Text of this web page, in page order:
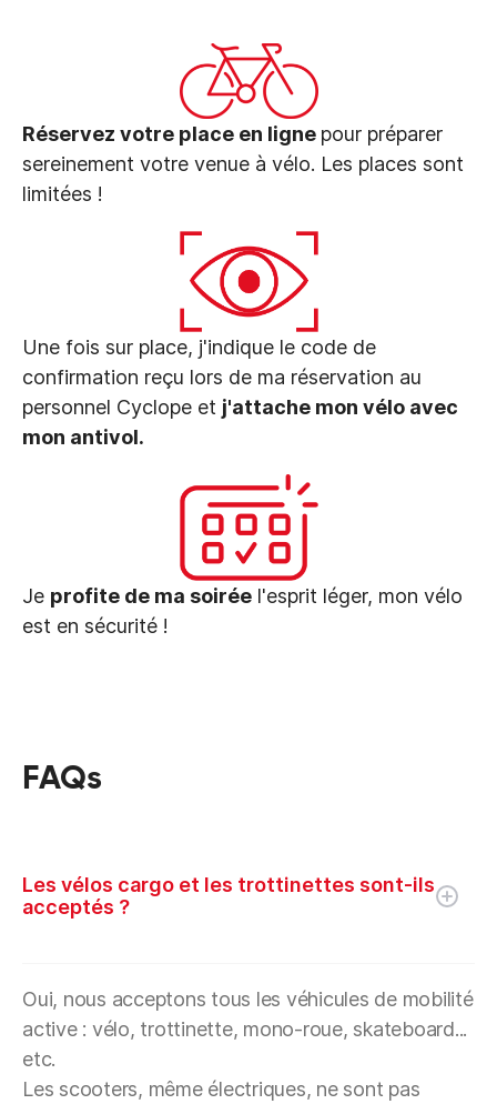
Réservez votre place en ligne pour préparer
sereinement votre venue à vélo. Les places sont
limitées !
Une fois sur place, j'indique le code de
confirmation reçu lors de ma réservation au
personnel Cyclope et j'attache mon vélo avec
mon antivol.
Je profite de ma soirée l'esprit léger, mon vélo
est en sécurité !
FAQs
Les vélos cargo et les trottinettes sont-ils
acceptés ?
Oui, nous acceptons tous les véhicules de mobilité
active : vélo, trottinette, mono-roue, skateboard...
etc.
Les scooters, même électriques, ne sont pas